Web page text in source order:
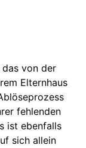
von der
Elternhaus
fehlenden
ist ebenfalls
sich allein